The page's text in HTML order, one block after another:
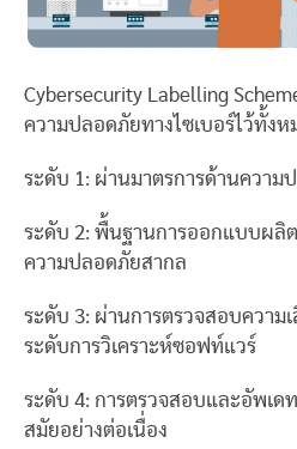
Cybersecurity Labelling
ความปลอดภัยทางไซเบอร์ไว้ทั้งห
ระดับ 1: ผ่านมาตรการด้านควา
ระดับ 2: พื้นฐานการออกแบบผลิ
ความปลอดภัยสากล
ระดับ 3: ผ่านการตรวจสอบความ
ระดับการวิเคราะห์ซอฟท์แวร์
ระดับ 4: การตรวจสอบและอัพเ
สมัยอย่างต่อเนื่อง